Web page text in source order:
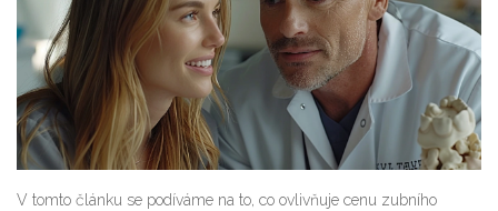
V tomto článku se podíváme na to, co ovlivňuje cenu zubního